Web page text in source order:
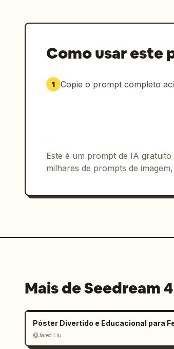
Como usar este
1 Copie o prompt completo
Este é um prompt de IA
milhares de prompts de
Mais de Seedream
@Jared Liu